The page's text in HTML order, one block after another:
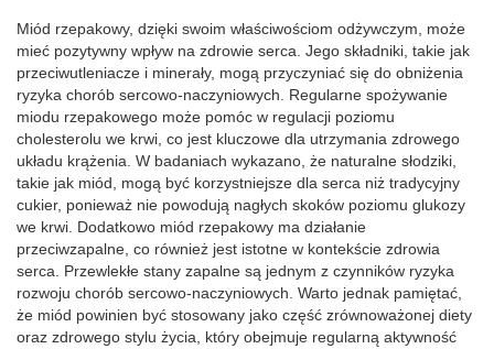
Miód rzepakowy, dzięki swoim właściwościom odżywczym, może
mieć pozytywny wpływ na zdrowie serca. Jego składniki, takie jak
przeciwutleniacze i minerały, mogą przyczyniać się do obniżenia
ryzyka chorób sercowo-naczyniowych. Regularne spożywanie
miodu rzepakowego może pomóc w regulacji poziomu
cholesterolu we krwi, co jest kluczowe dla utrzymania zdrowego
układu krążenia. W badaniach wykazano, że naturalne słodziki,
takie jak miód, mogą być korzystniejsze dla serca niż tradycyjny
cukier, ponieważ nie powodują nagłych skoków poziomu glukozy
we krwi. Dodatkowo miód rzepakowy ma działanie
przeciwzapalne, co również jest istotne w kontekście zdrowia
serca. Przewlekłe stany zapalne są jednym z czynników ryzyka
rozwoju chorób sercowo-naczyniowych. Warto jednak pamiętać,
że miód powinien być stosowany jako część zrównoważonej diety
oraz zdrowego stylu życia, który obejmuje regularną aktywność